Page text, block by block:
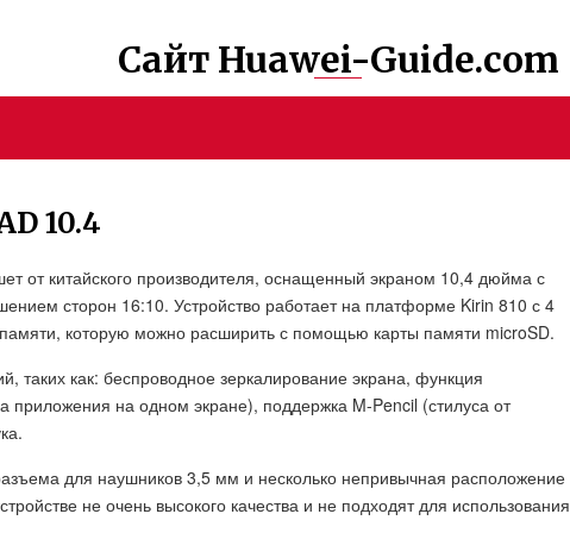
Сайт Huawei-Guide.com
10.4
от китайского производителя, оснащенный экраном 10,4 дюйма с
сторон 16:10. Устройство работает на платформе Kirin 810 с 4
которую можно расширить с помощью карты памяти microSD.
таких как: беспроводное зеркалирование экрана, функция
приложения на одном экране), поддержка M-Pencil (стилуса от
для наушников 3,5 мм и несколько непривычная расположение
не очень высокого качества и не подходят для использования